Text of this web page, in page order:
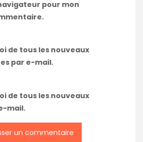
pour mon
de tous les nouveaux
par e-mail.
de tous les nouveaux
mail.